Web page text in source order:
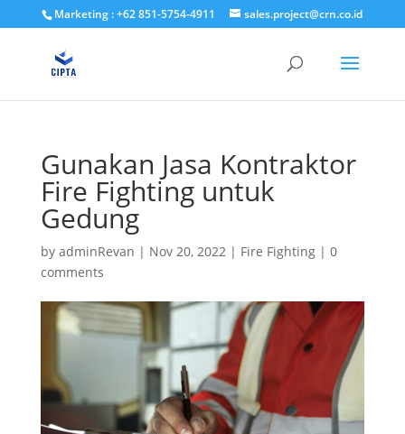
Marketing : +62 851-5754-4911 sales.project@crn.co.id
Gunakan Jasa Kontraktor
Fire Fighting untuk
Gedung
by adminRevan | Nov 20, 2022| Fire Fighting| 0
comments